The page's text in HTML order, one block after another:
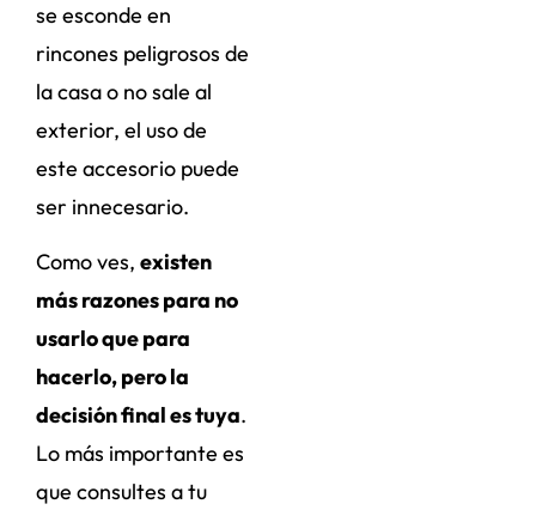
se esconde en
rincones peligrosos de
la casa o no sale al
exterior, el uso de
este accesorio puede
ser innecesario.
Como ves, existen
más razones para no
usarlo que para
hacerlo, pero la
decisión final es tuya.
Lo más importante es
que consultes a tu